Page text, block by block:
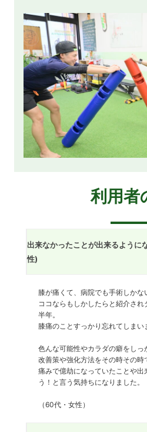
利用者
出来なかったことが出来るよう
性)
膝が痛くて、病院でも手術しかな
ココならもしかしたらと紹介され
半年。
膝痛のことすっかり忘れてしまい
色んな可能性やカラダの癖をしっ
改善策や強化方法をその時その時
痛みで億劫になっていたことや出
う！と言う気持ちになりました。
（60代・女性）